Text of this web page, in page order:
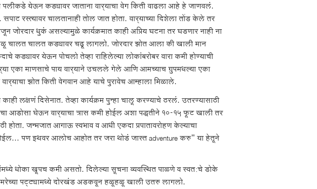
येऊन कड्यावर जाताना वार्‍याचा वेग किती वाढला आहे हे जाणवलं.
रस्त्यावर चालतानाही तोल जात होता. वार्‍याच्या दिशेला तोंड केले तर
जोरदार धुकं असल्यामुळे कार्यक्रमात काही अप्रिय घटना तर घडणार नाही ना
चालत चालत कड्यावर चढू लागलो. जोरदार झोत आला की खाली मान
येऊन पोचलो तेव्हा राहिलेल्या लोकांबरोबर वारा कमी होण्याची
एका माणसाचे पाय वार्‍याने उचलले गेले आणि आमच्याच ग्रुपमधल्या एका
झोत किती वेगवान आहे याचे पुरावेच आम्हाला मिळाले.
लक्षणं दिसेनात. तेव्हा कार्यक्रम पुन्हा चालू करण्याचे ठरलं. उतरण्यासाठी
आडोसा घेऊन वार्‍याचा त्रास कमी होईल अशा पद्धतीने १०-१५ फूट खाली तर
जन्मजात आगाऊ स्वभाव व आधी एकदा प्रपातावरोहण केल्याचा
पण इथवर आलोच आहोत तर जरा थोडं जास्त adventure करु" या हेतूने
धोका खूपच कमी असतो. दिलेल्या सूचना व्यवस्थित पाळणे व स्वत:चे डोके
पट्ट्यामध्ये दोरखंड अडकवून हळूहळू खाली उतरु लागलो.